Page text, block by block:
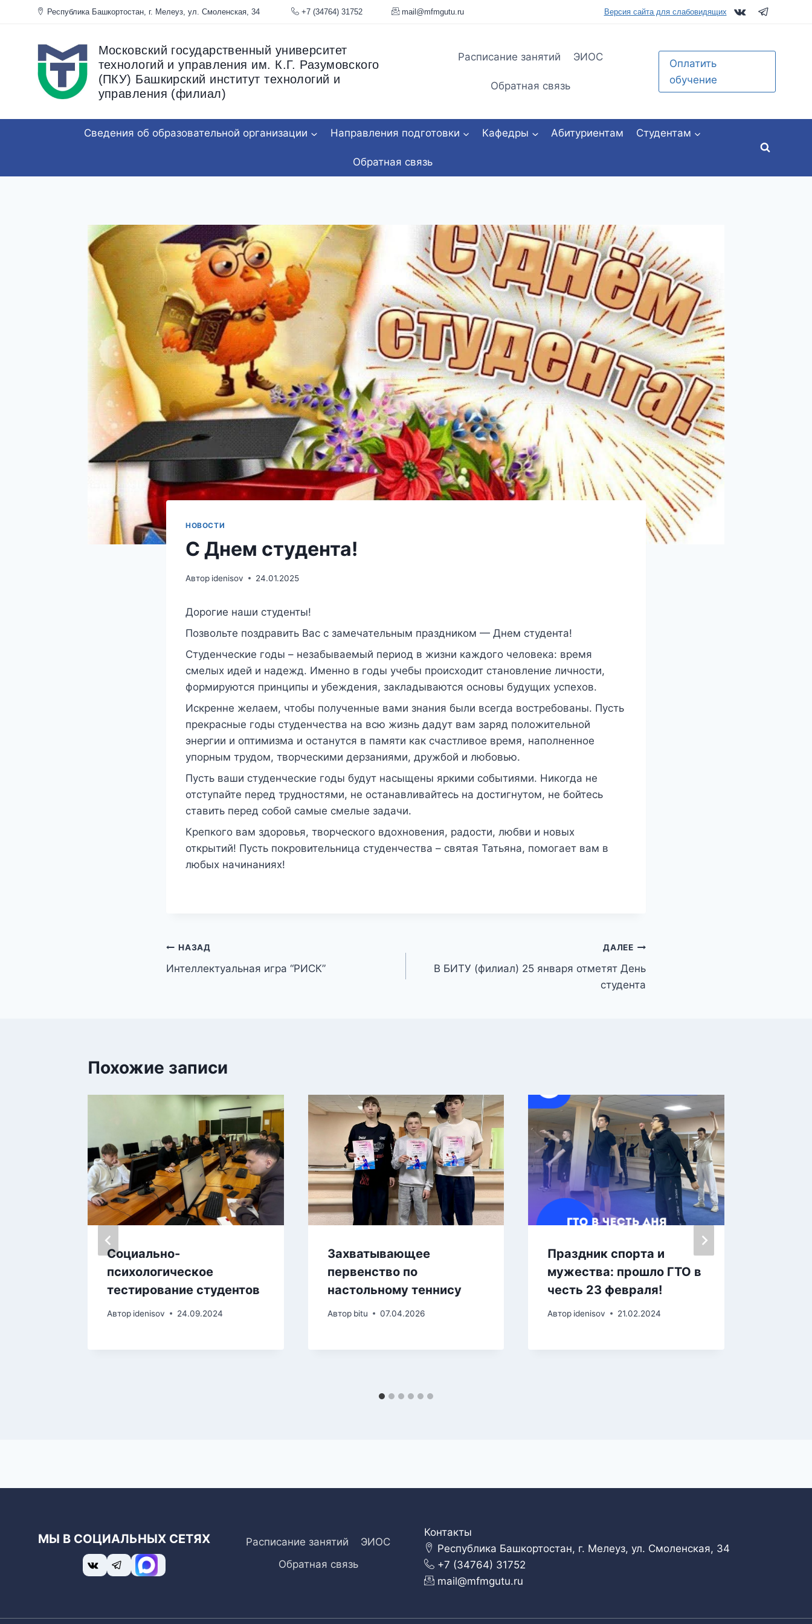
Перейти
Республика Башкортостан, г. Мелеуз, ул. Смоленская, 34 +7 (34764) 31752 mail@mfmgutu.ru Версия сайта для слабовидящих
Московский государственный университет
технологий и управления им. К.Г. Разумовского
(ПКУ) Башкирский институт технологий и
управления (филиал)
Расписание занятий ЭИОС
Обратная связь
Оплатить
обучение
Сведения об образовательной организации Направления подготовки Кафедры Абитуриентам Студентам
Обратная связь
НОВОСТИ
С Днем студента!
Автор idenisov 24.01.2025
Дорогие наши студенты!
Позвольте поздравить Вас с замечательным праздником — Днем студента!
Студенческие годы – незабываемый период в жизни каждого человека: время
смелых идей и надежд. Именно в годы учебы происходит становление личности,
формируются принципы и убеждения, закладываются основы будущих успехов.
Искренне желаем, чтобы полученные вами знания были всегда востребованы. Пусть
прекрасные годы студенчества на всю жизнь дадут вам заряд положительной
энергии и оптимизма и останутся в памяти как счастливое время, наполненное
упорным трудом, творческими дерзаниями, дружбой и любовью.
Пусть ваши студенческие годы будут насыщены яркими событиями. Никогда не
отступайте перед трудностями, не останавливайтесь на достигнутом, не бойтесь
ставить перед собой самые смелые задачи.
Крепкого вам здоровья, творческого вдохновения, радости, любви и новых
открытий! Пусть покровительница студенчества – святая Татьяна, помогает вам в
любых начинаниях!
Навигация
по
НАЗАД
Интеллектуальная игра “РИСК”
ДАЛЕЕ
В БИТУ (филиал) 25 января отметят День
студента
Похожие записи
Социально-
психологическое
тестирование студентов
Автор idenisov 24.09.2024
Захватывающее
первенство по
настольному теннису
Автор bitu 07.04.2026
Праздник спорта и
мужества: прошло ГТО в
честь 23 февраля!
Автор idenisov 21.02.2024
МЫ В СОЦИАЛЬНЫХ СЕТЯХ Расписание занятий
ЭИОС
Обратная связь
Контакты
Республика Башкортостан, г. Мелеуз, ул. Смоленская, 34
+7 (34764) 31752
mail@mfmgutu.ru